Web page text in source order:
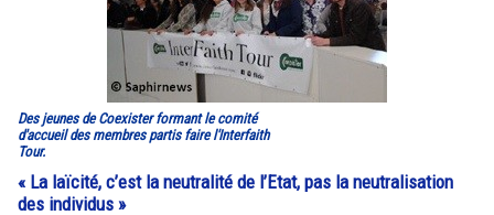
Des jeunes de Coexister formant le comité
d'accueil des membres partis faire l'Interfaith
Tour.
« La laïcité, c’est la neutralité de l’Etat, pas la neutralisation
des individus »